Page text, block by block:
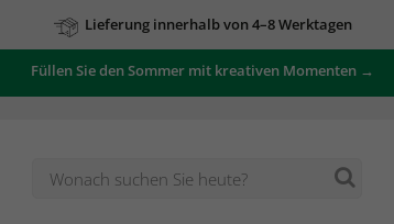
Zu unseren Angeboten
Füllen Sie den Sommer mit kreativen Momenten →